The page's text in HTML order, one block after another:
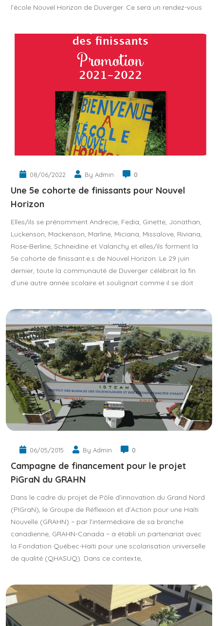
l’école Nouvel Horizon de Duverger. Ce sera un rendez-vous
08/06/2022 By Admin 0
Une 5e cohorte de finissants pour Nouvel
Horizon
Elles/ils se prénomment Andrecie, Fedia, Ginette, Jonathan,
Luckenson, Mackenson, Marline, Miciana, Missalove, Riviana,
Rose-Berline, Schneidine et Valanchy et elles/ils forment la
5e cohorte de finissant.e.s de Nouvel Horizon. Le 29 juin
dernier, toute la communauté de Duverger célébrait la fin
d’une autre année scolaire et soulignait comme il se doit
06/05/2015 By Admin 0
Campagne de financement pour le projet
PiGraN du GRAHN
Dans le cadre du projet de Pôle d’innovation du Grand Nord
(PIGraN), le Groupe de Réflexion et d’Action pour une Haïti
Nouvelle (GRAHN) − par l’intermédiaire de sa branche
canadienne, GRAHN-Canada − a établi un partenariat avec
la Fondation Québec-Haïti pour une scolarisation universelle
de qualité (QHASUQ). Dans ce contexte,